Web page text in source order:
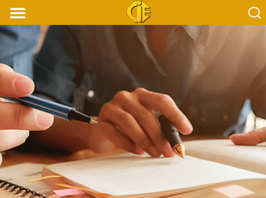
Home
Quem somos
Segmentos
Diferenciais
Acesse o Atlas
Contato
LGPD